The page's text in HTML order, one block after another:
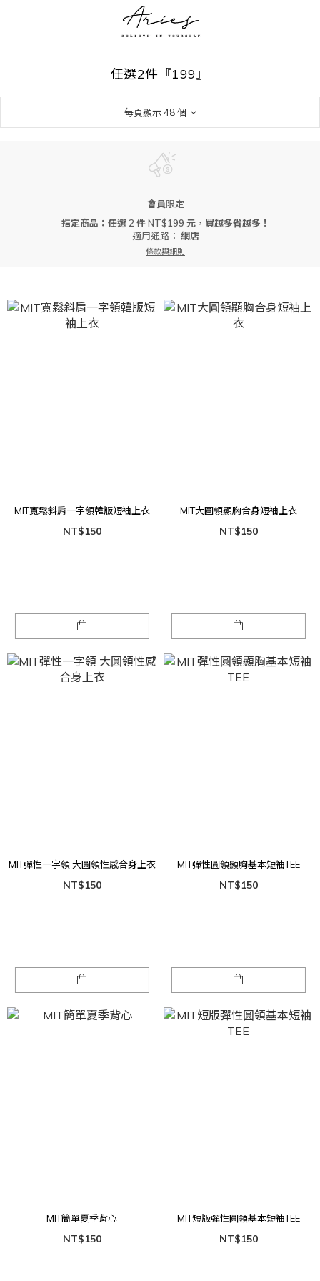
任選2件『199』
每頁顯示 48 個
會員限定
指定商品：任選 2 件 NT$199 元，買越多省越多！
適用通路： 網店
條款與細則
MIT寬鬆斜肩一字領韓版短袖上衣
NT$150
MIT大圓領顯胸合身短袖上衣
NT$150
MIT彈性一字領 大圓領性感合身上衣
NT$150
MIT彈性圓領顯胸基本短袖TEE
NT$150
MIT簡單夏季背心
NT$150
MIT短版彈性圓領基本短袖TEE
NT$150